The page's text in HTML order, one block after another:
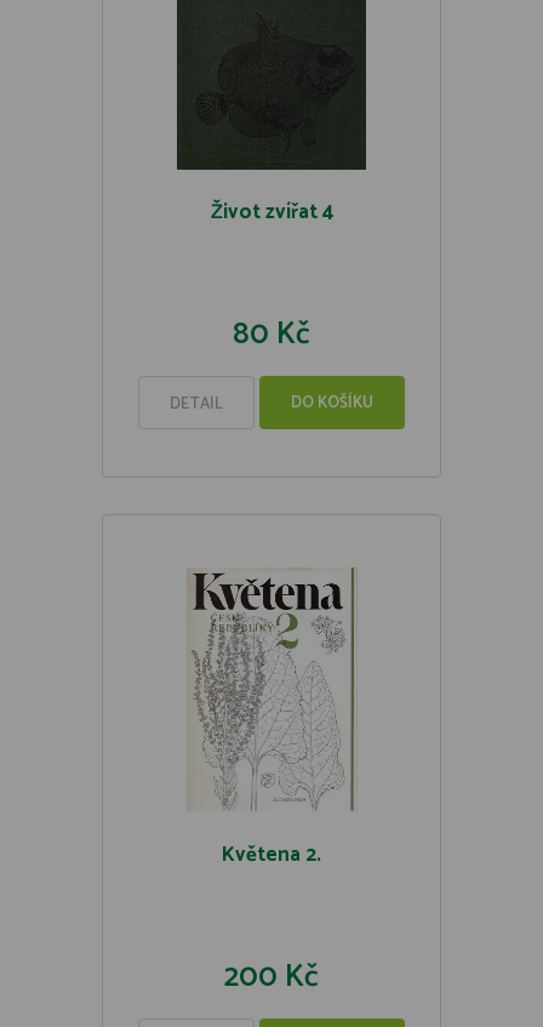
Život zvířat 4
80 Kč
DETAIL DO KOŠÍKU
Květena 2.
200 Kč